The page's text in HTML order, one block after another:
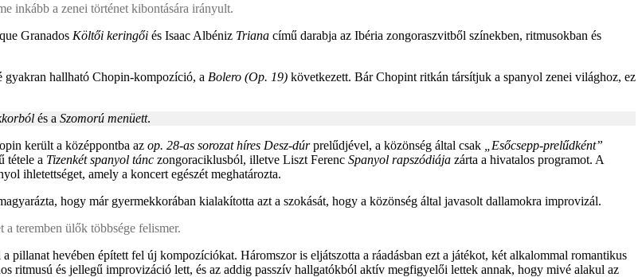
inkább a zenei történet kibontására irányult.
Granados Költői keringői és Isaac Albéniz Triana című darabja az Ibéria zongoraszvitből színekben, ritmusokban és
gyakran hallható Chopin-kompozíció, a Bolero (Op. 19) következett. Bár Chopint ritkán társítjuk a spanyol zenei világhoz, ez
és a Szomorú menüett.
került a középpontba az op. 28-as sorozat híres Desz-dúrprelűdjével, a közönség által csak
„Esőcsepp-prelűdként”
tétele a Tizenkét spanyol tánc zongoraciklusból, illetve Liszt Ferenc Spanyol rapszódiája zárta a hivatalos programot. A
ihletettséget, amely a koncert egészét meghatározta.
hogy már gyermekkorában kialakította azt a szokását, hogy a közönség által javasolt dallamokra improvizál.
teremben ülők többsége felismer.
pillanat hevében épített fel új kompozíciókat. Háromszor is eljátszotta a ráadásban ezt a játékot, két alkalommal romantikus
ritmusú és jellegű improvizáció lett, és az addig passzív hallgatókból aktív megfigyelői lettek annak, hogy mivé alakul az